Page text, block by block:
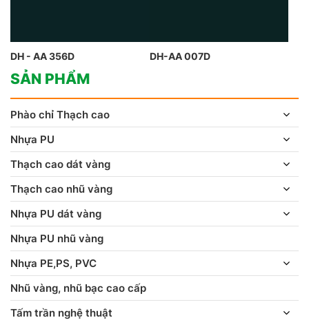
DH - AA 356D DH-AA 007D
SẢN PHẨM
Phào chỉ Thạch cao
Nhựa PU
Thạch cao dát vàng
Thạch cao nhũ vàng
Nhựa PU dát vàng
Nhựa PU nhũ vàng
Nhựa PE,PS, PVC
Nhũ vàng, nhũ bạc cao cấp
Tấm trần nghệ thuật